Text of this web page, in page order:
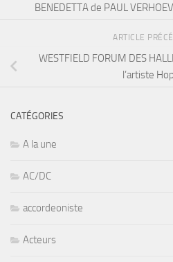
BENEDETTA de PAUL
ARTICLE
WESTFIELD FORUM DES
l’artiste
CATÉGORIES
A la une
AC/DC
accordeoniste
Acteurs